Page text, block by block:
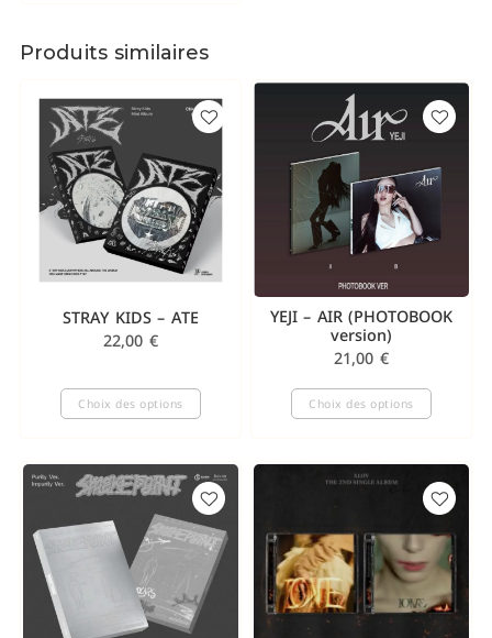
Produits similaires
STRAY KIDS – ATE
22,00 €
Choix des options
YEJI – AIR (PHOTOBOOK
version)
21,00 €
Choix des options